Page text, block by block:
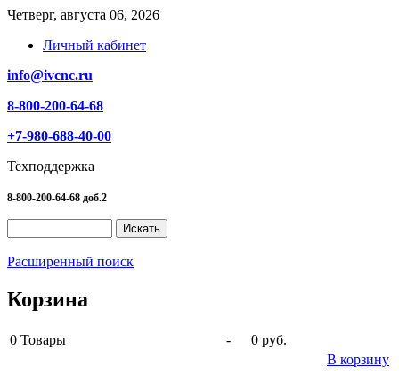
Четверг, августа 06, 2026
Личный кабинет
info@ivcnc.ru
8-800-200-64-68
+7-980-688-40-00
Техподдержка
8-800-200-64-68 доб.2
Расширенный поиск
Корзина
0 Товары -
0 руб.
В корзину